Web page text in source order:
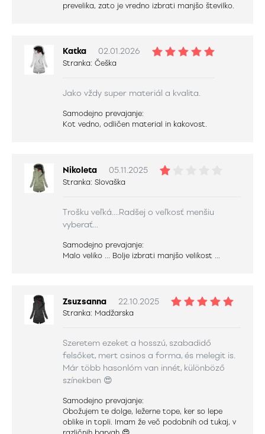
prevelika, zato je vredno izbrati manjšo številko.
Katka 02.01.2026
Stranka: Češka
Jako vždy super materiál a kvalita.
Samodejno prevajanje:
Kot vedno, odličen material in kakovost.
Nikoleta 05.11.2025
Stranka: Slovaška
Trošku veľká....Radšej o veľkosť menšiu
vyberať...
Samodejno prevajanje:
Malo veliko ... Bolje izbrati manjšo velikost ...
Zsuzsanna 22.10.2025
Stranka: Madžarska
Szeretem ezeket a hosszú, szabadidő
felsőket, mert csinos a forma, és melegit is.
Már több hasonlóm van innét, különböző
színekben 😍
Samodejno prevajanje:
Obožujem te dolge, ležerne tope, ker so lepe
oblike in topli. Imam že več podobnih od tukaj, v